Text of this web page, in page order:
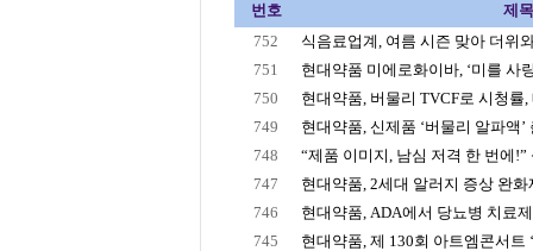
번호
제목
752
식음료업계, 여름 시즌 맞아 더위
751
현대약품 미에로화이바, ‘미를 사
750
현대약품, 버물리 TVCF로 시청률,
749
현대약품, 신제품 ‘버물리 알파액
748
“제품 이미지, 남심 저격 한 번에!”
747
현대약품, 2세대 알러지 증상 완화
746
현대약품, ADA에서 당뇨병 치료
745
현대약품, 제 130회 아트엠콘서트